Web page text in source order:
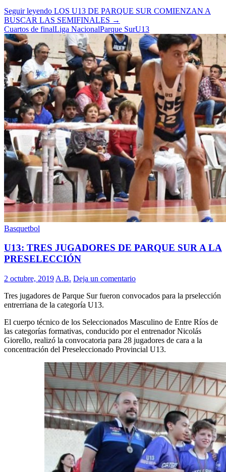
Seguir leyendo LOS U13 DE PARQUE SUR COMIENZAN A
BUSCAR LAS SEMIFINALES →
Cuartos de finalLiga NacionalParque SurU13
Basquetbol
U13: TRES JUGADORES DE PARQUE SUR A LA
PRESELECCIÓN
2 octubre, 2019 A.B. Deja un comentario
Tres jugadores de Parque Sur fueron convocados para la prselección
entrerriana de la categoría U13.
El cuerpo técnico de los Seleccionados Masculino de Entre Ríos de
las categorías formativas, conducido por el entrenador Nicolás
Giorello, realizó la convocatoria para 28 jugadores de cara a la
concentración del Preseleccionado Provincial U13.